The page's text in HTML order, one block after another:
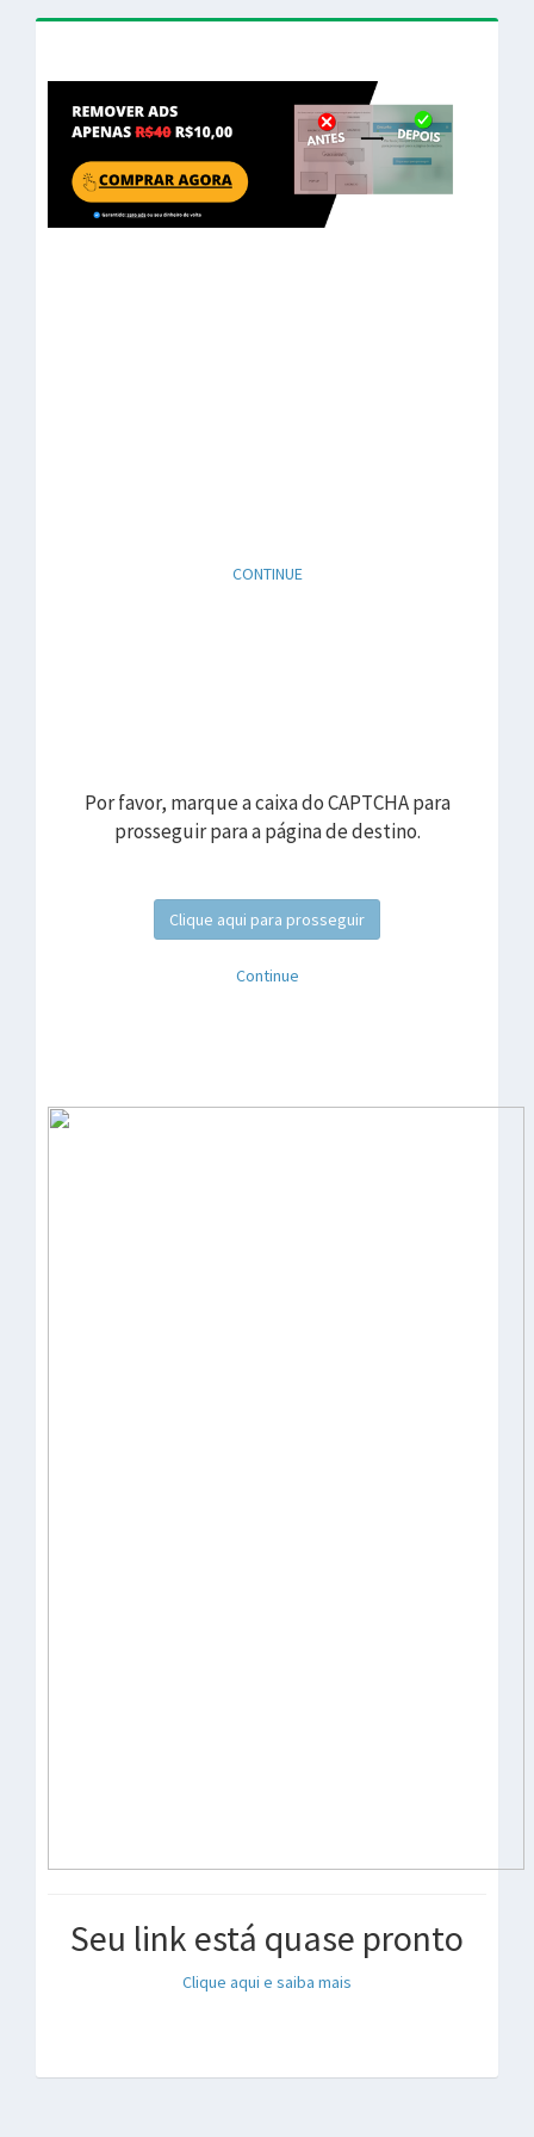
CONTINUE
Por favor, marque a caixa do CAPTCHA para
prosseguir para a página de destino.
Clique aqui para prosseguir
Continue
Seu link está quase pronto
Clique aqui e saiba mais